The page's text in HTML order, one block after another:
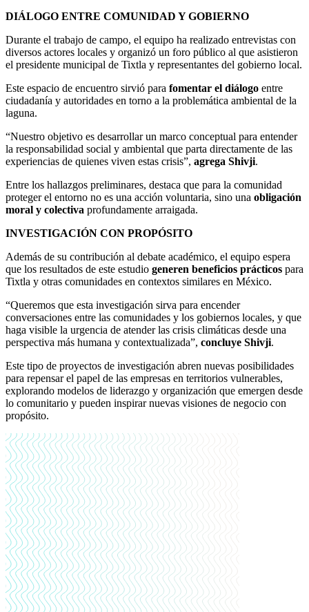
DIÁLOGO ENTRE COMUNIDAD Y GOBIERNO
Durante el trabajo de campo, el equipo ha realizado entrevistas con
diversos actores locales y organizó un foro público al que asistieron
el presidente municipal de Tixtla y representantes del gobierno local.
Este espacio de encuentro sirvió para fomentar el diálogo entre
ciudadanía y autoridades en torno a la problemática ambiental de la
laguna.
“Nuestro objetivo es desarrollar un marco conceptual para entender
la responsabilidad social y ambiental que parta directamente de las
experiencias de quienes viven estas crisis”, agrega Shivji.
Entre los hallazgos preliminares, destaca que para la comunidad
proteger el entorno no es una acción voluntaria, sino una obligación
moral y colectiva profundamente arraigada.
INVESTIGACIÓN CON PROPÓSITO
Además de su contribución al debate académico, el equipo espera
que los resultados de este estudio generen beneficios prácticos para
Tixtla y otras comunidades en contextos similares en México.
“Queremos que esta investigación sirva para encender
conversaciones entre las comunidades y los gobiernos locales, y que
haga visible la urgencia de atender las crisis climáticas desde una
perspectiva más humana y contextualizada”, concluye Shivji.
Este tipo de proyectos de investigación abren nuevas posibilidades
para repensar el papel de las empresas en territorios vulnerables,
explorando modelos de liderazgo y organización que emergen desde
lo comunitario y pueden inspirar nuevas visiones de negocio con
propósito.